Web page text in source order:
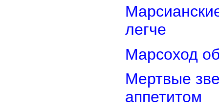
легче
Марсоход
Мертвые
аппетитом